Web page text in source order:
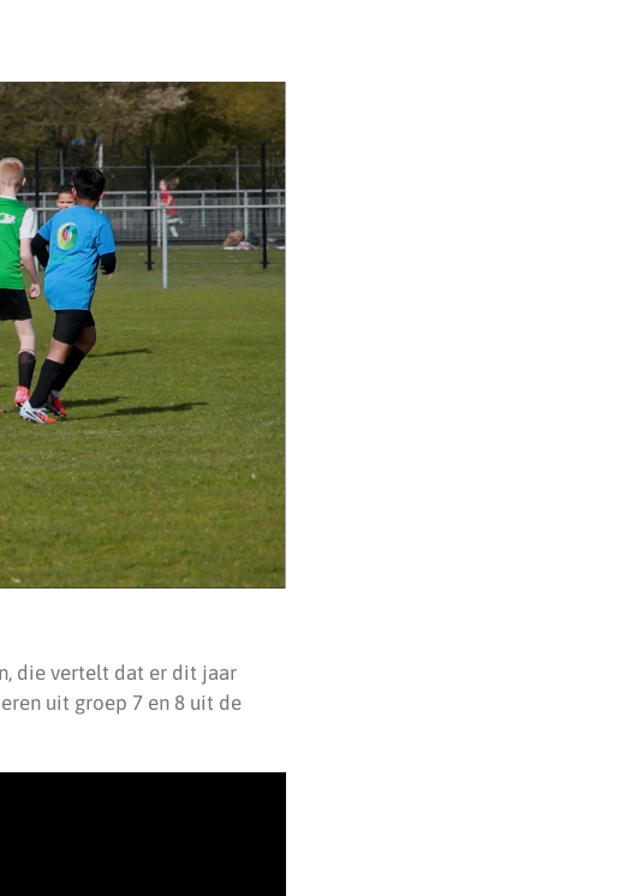
die vertelt dat er dit jaar
uit groep 7 en 8 uit de